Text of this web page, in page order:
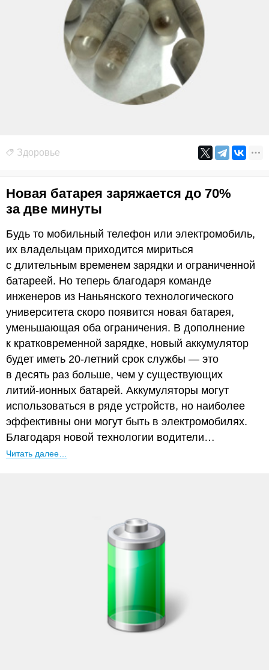
Здоровье
Новая батарея заряжается до 70%
за две минуты
Будь то мобильный телефон или электромобиль,
их владельцам приходится мириться
с длительным временем зарядки и ограниченной
батареей. Но теперь благодаря команде
инженеров из Наньянского технологического
университета скоро появится новая батарея,
уменьшающая оба ограничения. В дополнение
к кратковременной зарядке, новый аккумулятор
будет иметь 20-летний срок службы — это
в десять раз больше, чем у существующих
литий-ионных батарей. Аккумуляторы могут
использоваться в ряде устройств, но наиболее
эффективны они могут быть в электромобилях.
Благодаря новой технологии водители…
Читать далее…